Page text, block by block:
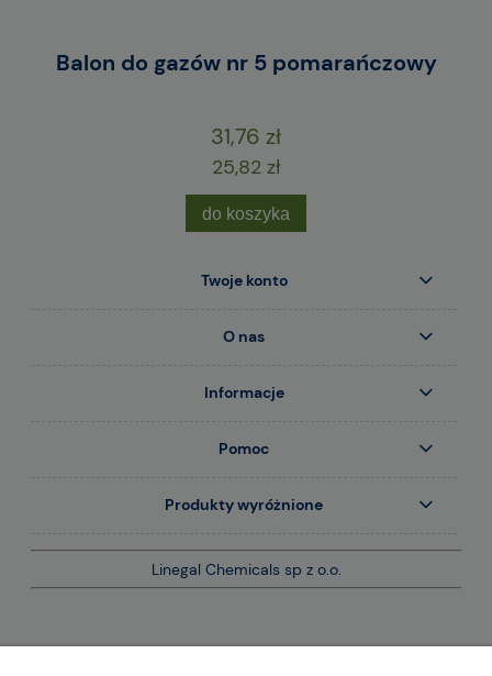
Balon do gazów nr 5 pomarańczowy
31,76 zł
25,82 zł
do koszyka
Twoje konto
O nas
Informacje
Pomoc
Produkty wyróżnione
Linegal Chemicals sp z o.o.